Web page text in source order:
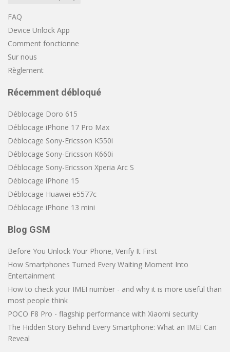
FAQ
Device Unlock App
Comment fonctionne
Sur nous
Règlement
Récemment débloqué
Déblocage Doro 615
Déblocage iPhone 17 Pro Max
Déblocage Sony-Ericsson K550i
Déblocage Sony-Ericsson K660i
Déblocage Sony-Ericsson Xperia Arc S
Déblocage iPhone 15
Déblocage Huawei e5577c
Déblocage iPhone 13 mini
Blog GSM
Before You Unlock Your Phone, Verify It First
How Smartphones Turned Every Waiting Moment Into
Entertainment
How to check your IMEI number - and why it is more useful than
most people think
POCO F8 Pro - flagship performance with Xiaomi security
The Hidden Story Behind Every Smartphone: What an IMEI Can
Reveal